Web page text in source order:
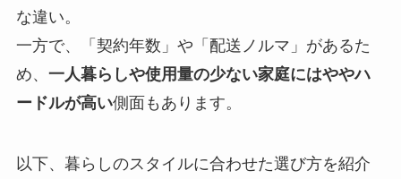
な違い。
一方で、「契約年数」や「配送ノルマ」があるた
め、 一人暮らしや使用量の少ない家庭にはややハ
ードルが高い側面もあります。
以下、暮らしのスタイルに合わせた選び方を紹介